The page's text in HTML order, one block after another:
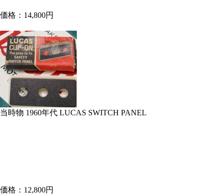
価格：14,800円
当時物 1960年代 LUCAS SWITCH PANEL
価格：12,800円